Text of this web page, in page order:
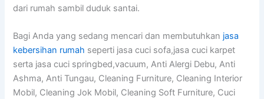
dаrі rumah ѕаmbіl duduk santai.
Bagi Anda yang sedang mencari dan membutuhkan jasa
kebersihan rumah seperti jasa cuci sofa,jasa cuci karpet
serta jasa cuci springbed,vacuum, Anti Alergi Debu, Anti
Ashma, Anti Tungau, Cleaning Furniture, Cleaning Interior
Mobil, Cleaning Jok Mobil, Cleaning Soft Furniture, Cuci